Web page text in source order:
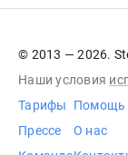
© 2013 — 2026.
Наши условия
Тарифы
Прессе
Помощь
О нас